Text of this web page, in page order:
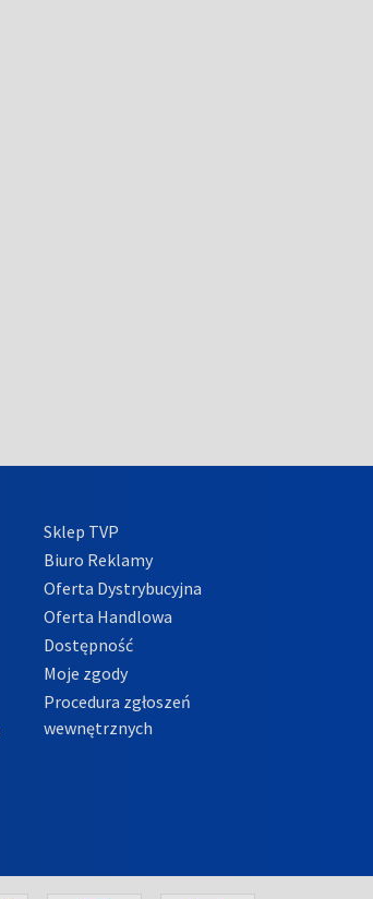
Sklep TVP
Biuro Reklamy
Oferta Dystrybucyjna
Oferta Handlowa
Dostępność
Moje zgody
Procedura zgłoszeń
wewnętrznych